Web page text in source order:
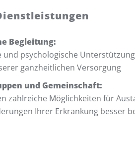
Begleitung:
und psychologische
ganzheitlichen Versorgung
und Gemeinschaft:
zahlreiche Möglichkeiten für
Ihrer Erkrankung besser